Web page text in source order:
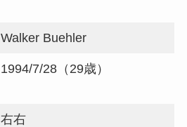
Walker Buehler
1994/7/28（29歳）
右右